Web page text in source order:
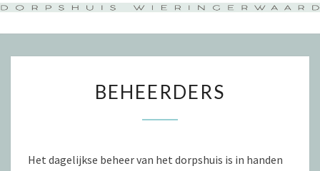
BEHEERDERS
Het dagelijkse beheer van het dorpshuis is in handen